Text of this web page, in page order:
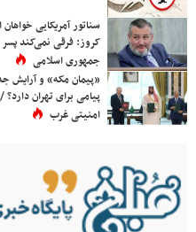
سناتور آمریکایی
کروز: فرقی نمی‌کند پسر
جمهوری اسلامی
«پیمان مکه» و آرایش
پیامی برای تهران دارد؟
امنیتی غرب